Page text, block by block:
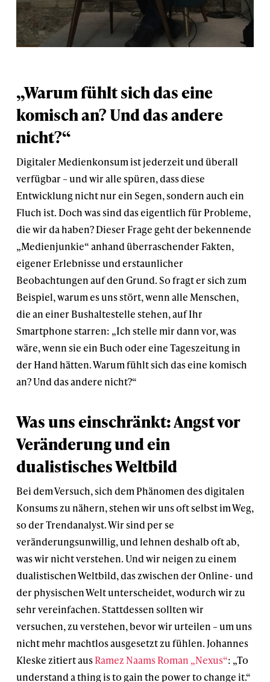
„Warum fühlt sich das eine
komisch an? Und das andere
nicht?“
Digitaler Medienkonsum ist jederzeit und überall
verfügbar – und wir alle spüren, dass diese
Entwicklung nicht nur ein Segen, sondern auch ein
Fluch ist. Doch was sind das eigentlich für Probleme,
die wir da haben? Dieser Frage geht der bekennende
„Medienjunkie“ anhand überraschender Fakten,
eigener Erlebnisse und erstaunlicher
Beobachtungen auf den Grund. So fragt er sich zum
Beispiel, warum es uns stört, wenn alle Menschen,
die an einer Bushaltestelle stehen, auf Ihr
Smartphone starren: „Ich stelle mir dann vor, was
wäre, wenn sie ein Buch oder eine Tageszeitung in
der Hand hätten. Warum fühlt sich das eine komisch
an? Und das andere nicht?“
Was uns einschränkt: Angst vor
Veränderung und ein
dualistisches Weltbild
Bei dem Versuch, sich dem Phänomen des digitalen
Konsums zu nähern, stehen wir uns oft selbst im Weg,
so der Trendanalyst. Wir sind per se
veränderungsunwillig, und lehnen deshalb oft ab,
was wir nicht verstehen. Und wir neigen zu einem
dualistischen Weltbild, das zwischen der Online- und
der physischen Welt unterscheidet, wodurch wir zu
sehr vereinfachen. Stattdessen sollten wir
versuchen, zu verstehen, bevor wir urteilen – um uns
nicht mehr machtlos ausgesetzt zu fühlen. Johannes
Kleske zitiert ausRamez Naams Roman „Nexus“: „To
understand a thing is to gain the power to change it.“